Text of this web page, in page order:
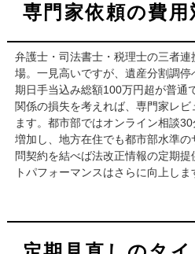
専門家依頼の費
弁護士・司法書士・税理士の三者
場。一見高いですが、遺産分割調停
期日手当込み総額100万円超が普通
関係の損失を考えれば、専門家レビ
ます。都市部ではオンライン相談
増加し、地方在住でも都市部水準
問契約を結べば法改正情報の定期
トパフォーマンスはさらに向上しま